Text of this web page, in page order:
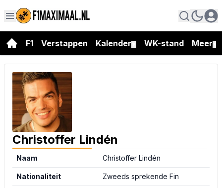
F1 Verstappen Kalender WK-stand Meer
Christoffer Lindén
Naam Christoffer Lindén
Nationaliteit Zweeds sprekende Fin